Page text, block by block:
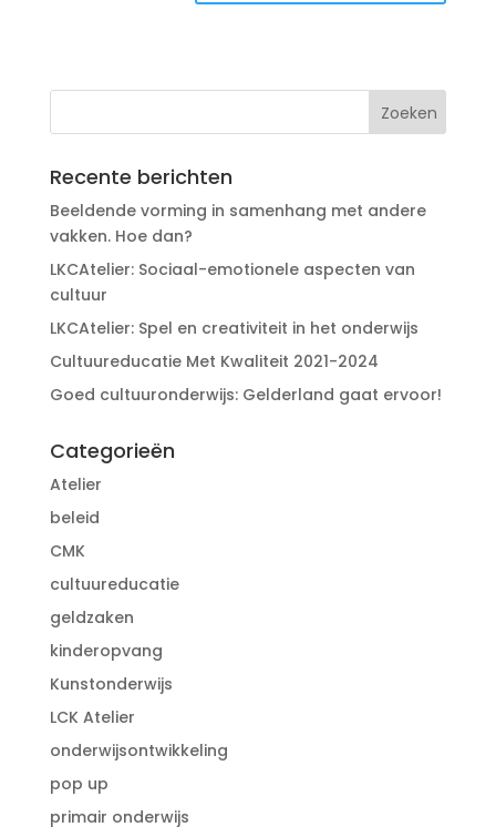
Recente berichten
Beeldende vorming in samenhang met andere
vakken. Hoe dan?
LKCAtelier: Sociaal-emotionele aspecten van
cultuur
LKCAtelier: Spel en creativiteit in het onderwijs
Cultuureducatie Met Kwaliteit 2021-2024
Goed cultuuronderwijs: Gelderland gaat ervoor!
Categorieën
Atelier
beleid
CMK
cultuureducatie
geldzaken
kinderopvang
Kunstonderwijs
LCK Atelier
onderwijsontwikkeling
pop up
primair onderwijs